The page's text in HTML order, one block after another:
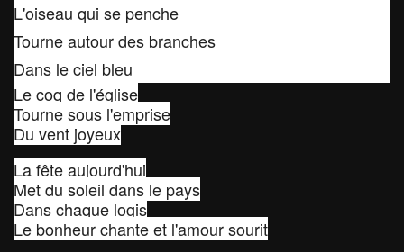
L'oiseau qui se penche
Tourne autour des branches
Dans le ciel bleu
Le coq de l'église
Tourne sous l'emprise
Du vent joyeux
La fête aujourd'hui
Met du soleil dans le pays
Dans chaque logis
Le bonheur chante et l'amour sourit